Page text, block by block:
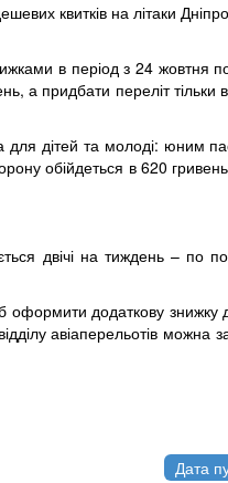
квитків на літаки
в період з 24 жовтня
а придбати переліт
для дітей та молоді: юним
обійдеться в 620
двічі на тиждень – по
оформити додаткову знижку
авіаперельотів можна
Дата